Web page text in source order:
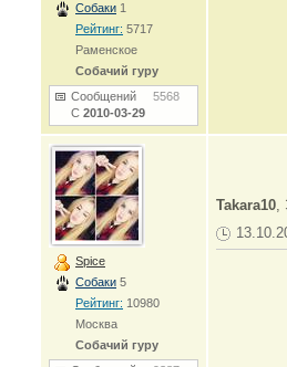
Собаки 1
Рейтинг: 5717
Раменское
Собачий гуру
Сообщений 5568
С 2010-03-29
Spice
Собаки 5
Рейтинг: 10980
Москва
Собачий гуру
Takara10,